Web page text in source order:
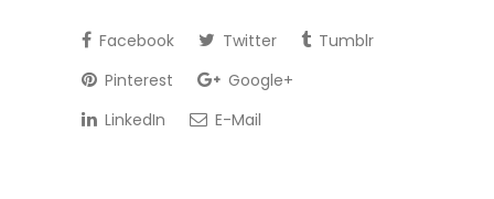
Facebook Twitter
Tumblr
Pinterest
Google+
LinkedIn
E-Mail